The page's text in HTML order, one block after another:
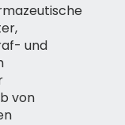
und
von